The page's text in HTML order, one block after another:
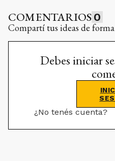
COMENTARIOS 0
Compartí tus ideas de forma
Debes iniciar
¿No tenés cuenta?